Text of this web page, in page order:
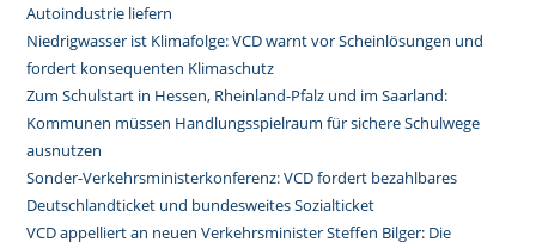
Autoindustrie liefern
Niedrigwasser ist Klimafolge: VCD warnt vor Scheinlösungen und
fordert konsequenten Klimaschutz
Zum Schulstart in Hessen, Rheinland-Pfalz und im Saarland:
Kommunen müssen Handlungsspielraum für sichere Schulwege
ausnutzen
Sonder-Verkehrsministerkonferenz: VCD fordert bezahlbares
Deutschlandticket und bundesweites Sozialticket
VCD appelliert an neuen Verkehrsminister Steffen Bilger: Die